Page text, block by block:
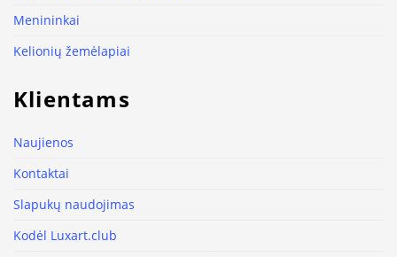
Menininkai
Kelionių žemėlapiai
Klientams
Naujienos
Kontaktai
Slapukų naudojimas
Kodėl Luxart.club